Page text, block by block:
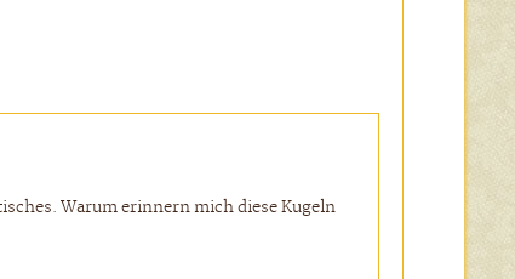
Warum erinnern mich diese Kugeln